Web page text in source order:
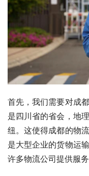
首先，我们需要对成
是四川省的省会，地
纽。这使得成都的物
是大型企业的货物运
许多物流公司提供服务